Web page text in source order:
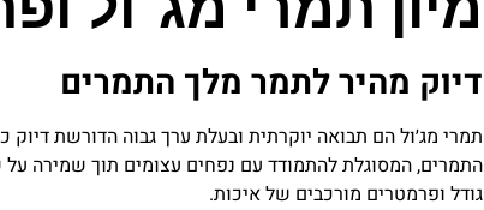
דיוק מהיר לתמר מלך התמרים
תמרי מג׳ול הם תבואה יוקרתית ובעלת ערך גבוה הדורשת דיוק
התמרים, המסוגלת להתמודד עם נפחים עצומים תוך שמירה על
גודל ופרמטרים מורכבים של איכות.